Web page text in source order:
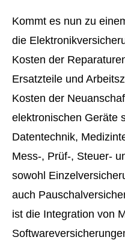
Kommt es nun zu
die
Kosten der
Ersatzteile und
Kosten der
elektronischen Geräte
Datentechnik,
Mess-, Prüf-, Steuer-
sowohl
auch
ist die Integration von